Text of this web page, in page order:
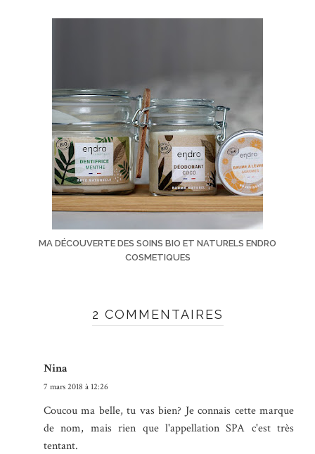
MA DÉCOUVERTE DES SOINS BIO ET NATURELS ENDRO
COSMETIQUES
2 COMMENTAIRES
Nina
7 mars 2018 à 12:26
Coucou ma belle, tu vas bien? Je connais cette marque
de nom, mais rien que l'appellation SPA c'est très
tentant.